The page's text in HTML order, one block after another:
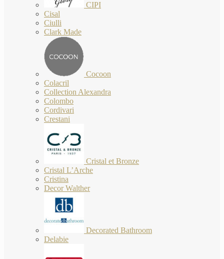
CIPI
Cisal
Ciulli
Clark Made
Cocoon
Colacril
Collection Alexandra
Colombo
Cordivari
Crestani
Cristal et Bronze
Cristal L’Arche
Cristina
Decor Walther
Decorated Bathroom
Delabie